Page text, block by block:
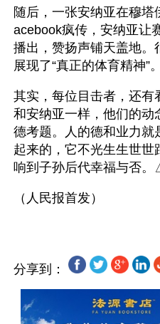
随后，一张安纳亚在穆
acebook疯传，安纳亚让
播出，赞扬声铺天盖地。
展现了“真正的体育精神”。
其实，每位目击者，还有
和安纳亚一样，他们的动
德考题。人的德和业力就
起来的，它不光生生世世
响到子孙后代幸福与否
分享到：